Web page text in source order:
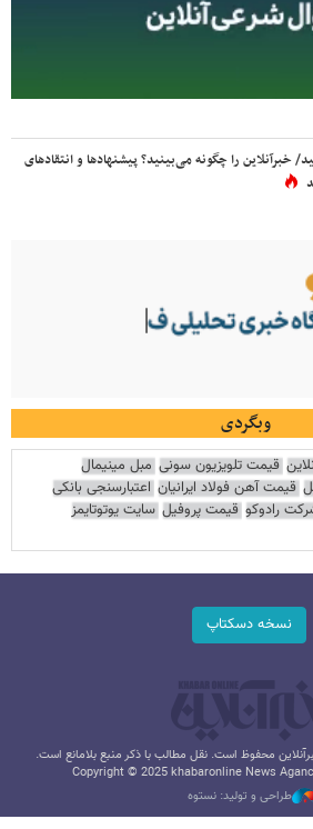
خبرآنلاین را چگونه می‌بینید؟ پیشنهادها و انتقادهای
وبگردی
قیمت تلویزیون سونی مبل مینیمال
قیمت آهن فولاد ایرانیان اعتبارسنجی بانکی
رادوکو قیمت پروفیل سایت یوتوتایمز
نسخه دسکتاپ
محفوظ است. نقل مطالب با ذکر منبع بلامانع است.
Copyright © 2025 khabaronline News
طراحی و تولید: نستوه